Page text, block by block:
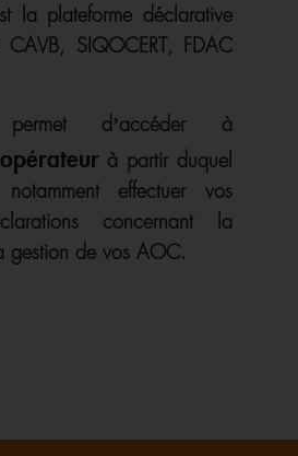
la plateforme déclarative
SIQOCERT, FDAC
d’accéder à
à partir duquel
effectuer vos
concernant la
gestion de vos AOC.